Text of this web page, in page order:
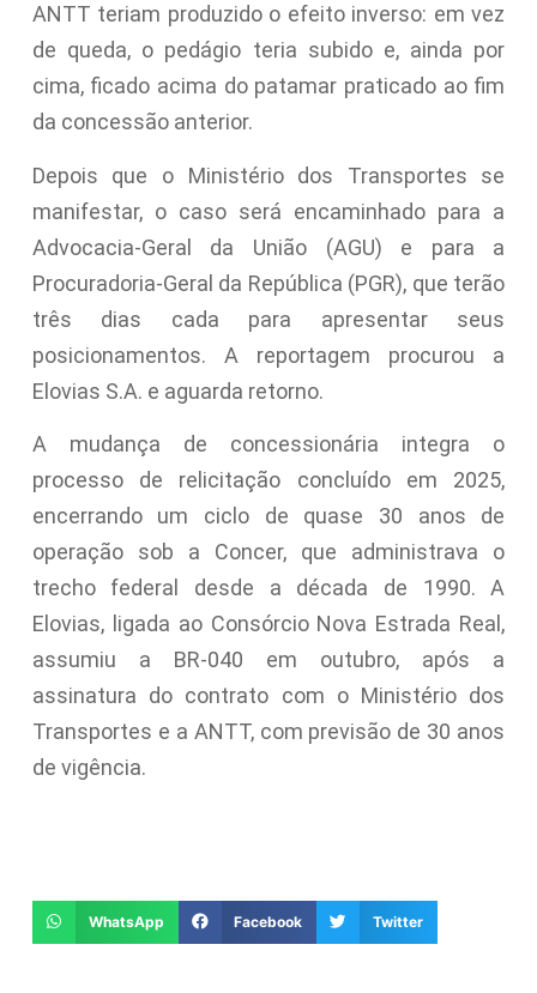
ANTT teriam produzido o efeito inverso: em vez
de queda, o pedágio teria subido e, ainda por
cima, ficado acima do patamar praticado ao fim
da concessão anterior.
Depois que o Ministério dos Transportes se
manifestar, o caso será encaminhado para a
Advocacia-Geral da União (AGU) e para a
Procuradoria-Geral da República (PGR), que terão
três dias cada para apresentar seus
posicionamentos. A reportagem procurou a
Elovias S.A. e aguarda retorno.
A mudança de concessionária integra o
processo de relicitação concluído em 2025,
encerrando um ciclo de quase 30 anos de
operação sob a Concer, que administrava o
trecho federal desde a década de 1990. A
Elovias, ligada ao Consórcio Nova Estrada Real,
assumiu a BR-040 em outubro, após a
assinatura do contrato com o Ministério dos
Transportes e a ANTT, com previsão de 30 anos
de vigência.
WhatsApp Facebook Twitter